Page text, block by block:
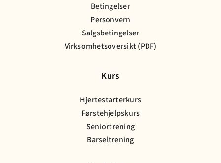
Betingelser
Personvern
Salgsbetingelser
Virksomhetsoversikt (PDF)
Kurs
Hjertestarterkurs
Førstehjelpskurs
Seniortrening
Barseltrening